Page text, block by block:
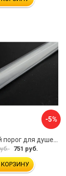
-5%
751 руб.
КОРЗИНУ